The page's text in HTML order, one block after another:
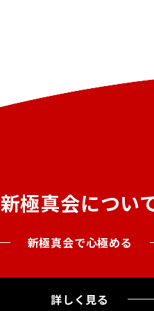
新極真会につい
新極真会で心極める
詳しく見る